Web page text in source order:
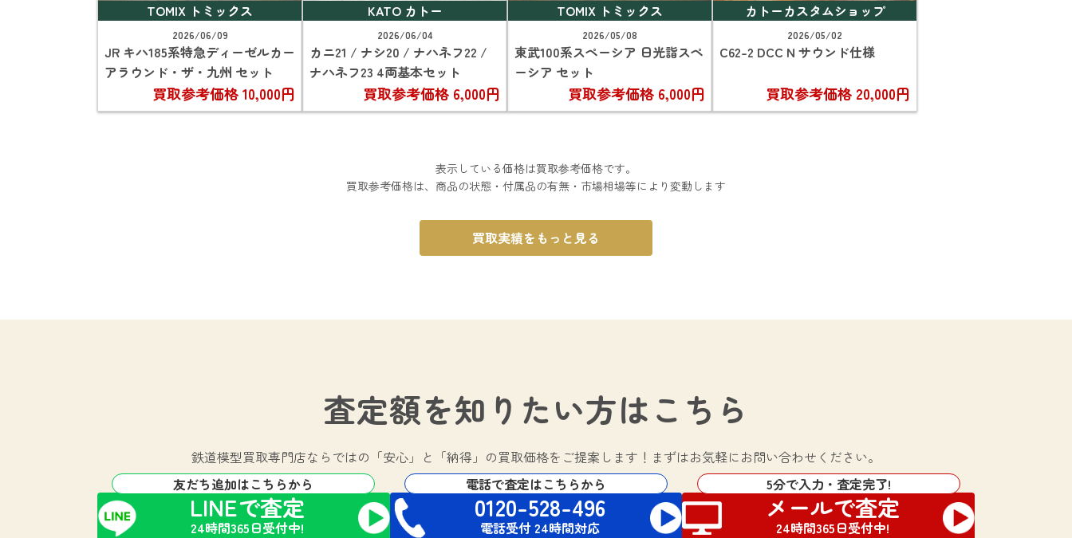
TOMIX トミックス
2026/06/09
JR キハ185系特急ディーゼルカー
アラウンド・ザ・九州 セット
買取参考価格10,000円
KATO カトー
2026/06/04
カニ21 / ナシ20 / ナハネフ22 /
ナハネフ23 4両基本セット
買取参考価格 6,000円
TOMIX トミックス
2026/05/08
東武100系スペーシア 日光詣スペ
ーシア セット
買取参考価格 6,000円
カトーカスタムショップ
2026/05/02
C62-2 DCC N サウンド仕様
買取参考価格 20,000円
表示している価格は買取参考価格です。
買取参考価格は、商品の状態・付属品の有無・市場相場等により変動します
買取実績をもっと見る
査定額を知りたい方はこちら
鉄道模型買取専門店ならではの 「安心」と「納得」の買取価格をご提案します！ まずはお気軽にお問い合わせください。
友だち追加はこちらから
LINEで査定
24時間365日受付中!
電話で査定はこちらから
0120-528-496
電話受付 24時間対応
5分で入力・査定完了!
メールで査定
24時間365日受付中!